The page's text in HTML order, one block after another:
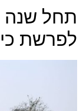
תחל שנה
לפרשת